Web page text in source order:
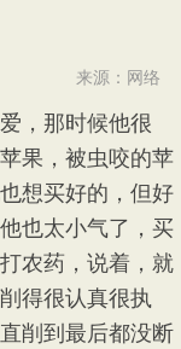
来源：网络
，那时候他很
果，被虫咬的苹
想买好的，但好
也太小气了，买
农药，说着，就
得很认真很执
削到最后都没断